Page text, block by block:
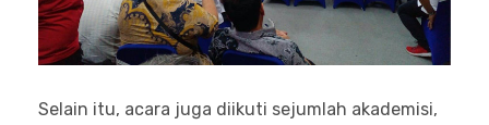
Selain itu, acara juga diikuti sejumlah akademisi,